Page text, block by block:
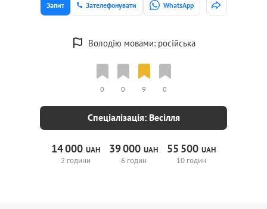
Запит Зателефонувати WhatsApp
Володію мовами: російська
0 0 9 0
Спеціалізація: Весілля
14000UAH
2 години
39000 UAH
6 годин
55 500 UAH
10 годин